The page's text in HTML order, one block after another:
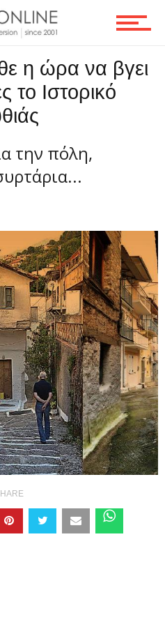
η ώρα να βγει
το Ιστορικό
την πόλη,